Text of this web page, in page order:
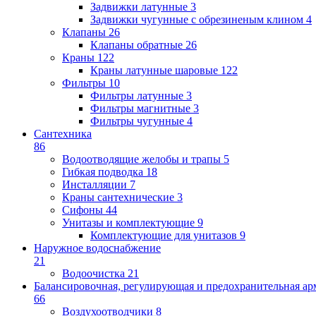
Задвижки латунные 3
Задвижки чугунные с обрезиненым клином 4
Клапаны 26
Клапаны обратные 26
Краны 122
Краны латунные шаровые 122
Фильтры 10
Фильтры латунные 3
Фильтры магнитные 3
Фильтры чугунные 4
Сантехника
86
Водоотводящие желобы и трапы 5
Гибкая подводка 18
Инсталляции 7
Краны сантехнические 3
Сифоны 44
Унитазы и комплектующие 9
Комплектующие для унитазов 9
Наружное водоснабжение
21
Водоочистка 21
Балансировочная, регулирующая и предохранительная
66
Воздухоотводчики 8